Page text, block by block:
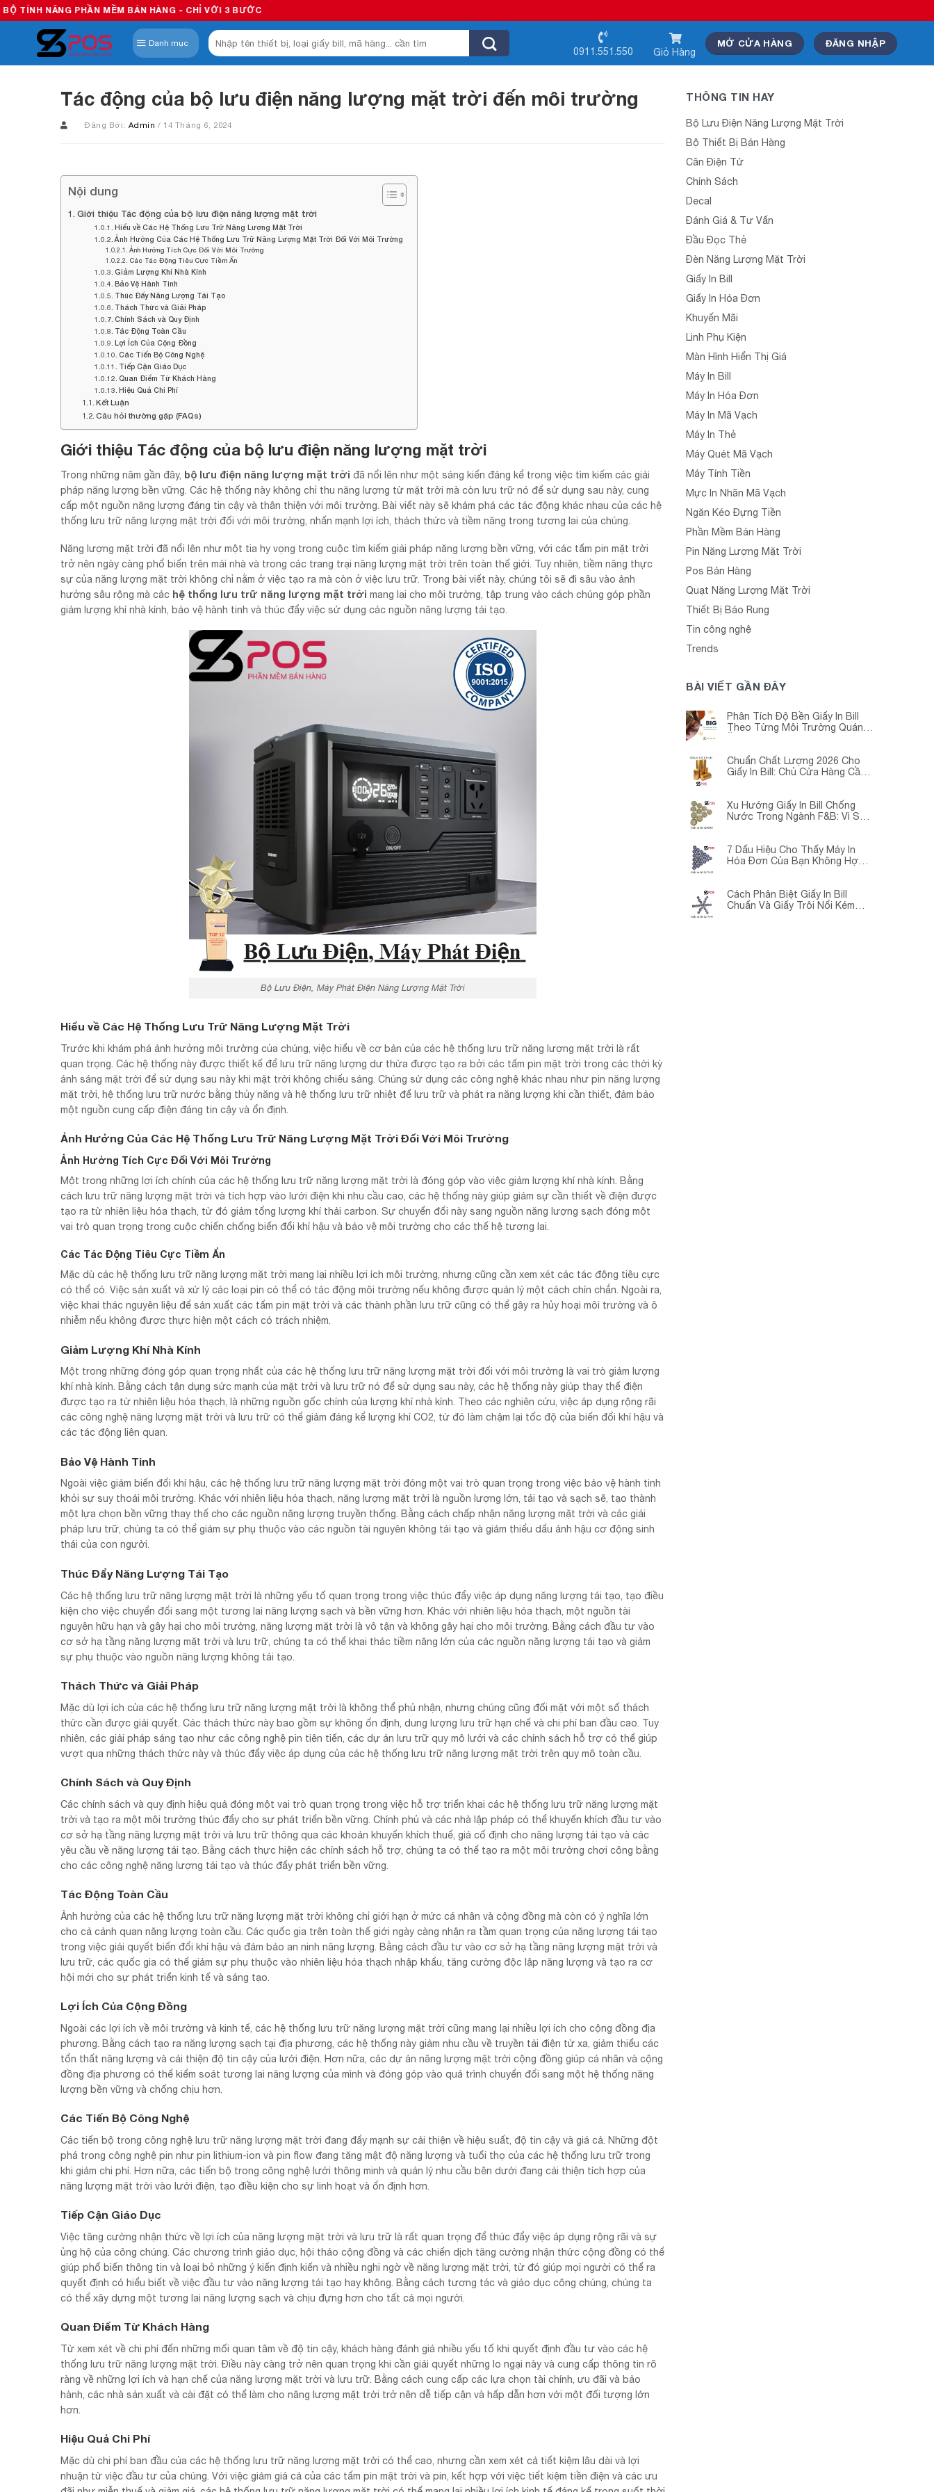
Skip
to
content
MỀM BÁN HÀNG - CHỈ VỚI 3 BƯỚC
Danh mục
Tìm
kiếm:
0911.551.550 Giỏ Hàng
MỞ CỬA HÀNG ĐĂNG NHẬP
Tác động của bộ lưu điện năng lượng mặt trời đến môi trường
Đăng Bởi: Admin / 14 Tháng 6, 2024
Nội dung
Giới thiệu Tác động của bộ lưu điện năng lượng mặt trời
Hiểu về Các Hệ Thống Lưu Trữ Năng Lượng Mặt Trời
Ảnh Hưởng Của Các Hệ Thống Lưu Trữ Năng Lượng Mặt Trời Đối Với Môi Trường
Ảnh Hưởng Tích Cực Đối Với Môi Trường
Các Tác Động Tiêu Cực Tiềm Ẩn
Giảm Lượng Khí Nhà Kính
Bảo Vệ Hành Tinh
Thúc Đẩy Năng Lượng Tái Tạo
Thách Thức và Giải Pháp
Chính Sách và Quy Định
Tác Động Toàn Cầu
Lợi Ích Của Cộng Đồng
Các Tiến Bộ Công Nghệ
Tiếp Cận Giáo Dục
Quan Điểm Từ Khách Hàng
Hiệu Quả Chi Phí
Kết Luận
Câu hỏi thường gặp (FAQs)
Giới thiệu Tác động của bộ lưu điện năng lượng mặt trời
Trong những năm gần đây, bộ lưu điện năng lượng mặt trời đã nổi lên như một sáng kiến đáng kể trong việc tìm kiếm các giải
pháp năng lượng bền vững. Các hệ thống này không chỉ thu năng lượng từ mặt trời mà còn lưu trữ nó để sử dụng sau này, cung
cấp một nguồn năng lượng đáng tin cậy và thân thiện với môi trường. Bài viết này sẽ khám phá các tác động khác nhau của các hệ
thống lưu trữ năng lượng mặt trời đối với môi trường, nhấn mạnh lợi ích, thách thức và tiềm năng trong tương lai của chúng.
Năng lượng mặt trời đã nổi lên như một tia hy vọng trong cuộc tìm kiếm giải pháp năng lượng bền vững, với các tấm pin mặt trời
trở nên ngày càng phổ biến trên mái nhà và trong các trang trại năng lượng mặt trời trên toàn thế giới. Tuy nhiên, tiềm năng thực
sự của năng lượng mặt trời không chỉ nằm ở việc tạo ra mà còn ở việc lưu trữ. Trong bài viết này, chúng tôi sẽ đi sâu vào ảnh
hưởng sâu rộng mà các hệ thống lưu trữ năng lượng mặt trời mang lại cho môi trường, tập trung vào cách chúng góp phần
giảm lượng khí nhà kính, bảo vệ hành tinh và thúc đẩy việc sử dụng các nguồn năng lượng tái tạo.
Bộ Lưu Điện, Máy Phát Điện Năng Lượng Mặt Trời
Hiểu về Các Hệ Thống Lưu Trữ Năng Lượng Mặt Trời
Trước khi khám phá ảnh hưởng môi trường của chúng, việc hiểu về cơ bản của các hệ thống lưu trữ năng lượng mặt trời là rất
quan trọng. Các hệ thống này được thiết kế để lưu trữ năng lượng dư thừa được tạo ra bởi các tấm pin mặt trời trong các thời kỳ
ánh sáng mặt trời để sử dụng sau này khi mặt trời không chiếu sáng. Chúng sử dụng các công nghệ khác nhau như pin năng lượng
mặt trời, hệ thống lưu trữ nước bằng thủy năng và hệ thống lưu trữ nhiệt để lưu trữ và phát ra năng lượng khi cần thiết, đảm bảo
một nguồn cung cấp điện đáng tin cậy và ổn định.
Ảnh Hưởng Của Các Hệ Thống Lưu Trữ Năng Lượng Mặt Trời Đối Với Môi Trường
Ảnh Hưởng Tích Cực Đối Với Môi Trường
Một trong những lợi ích chính của các hệ thống lưu trữ năng lượng mặt trời là đóng góp vào việc giảm lượng khí nhà kính. Bằng
cách lưu trữ năng lượng mặt trời và tích hợp vào lưới điện khi nhu cầu cao, các hệ thống này giúp giảm sự cần thiết về điện được
tạo ra từ nhiên liệu hóa thạch, từ đó giảm tổng lượng khí thải carbon. Sự chuyển đổi này sang nguồn năng lượng sạch đóng một
vai trò quan trọng trong cuộc chiến chống biến đổi khí hậu và bảo vệ môi trường cho các thế hệ tương lai.
Các Tác Động Tiêu Cực Tiềm Ẩn
Mặc dù các hệ thống lưu trữ năng lượng mặt trời mang lại nhiều lợi ích môi trường, nhưng cũng cần xem xét các tác động tiêu cực
có thể có. Việc sản xuất và xử lý các loại pin có thể có tác động môi trường nếu không được quản lý một cách chín chắn. Ngoài ra,
việc khai thác nguyên liệu để sản xuất các tấm pin mặt trời và các thành phần lưu trữ cũng có thể gây ra hủy hoại môi trường và ô
nhiễm nếu không được thực hiện một cách có trách nhiệm.
Giảm Lượng Khí Nhà Kính
Một trong những đóng góp quan trọng nhất của các hệ thống lưu trữ năng lượng mặt trời đối với môi trường là vai trò giảm lượng
khí nhà kính. Bằng cách tận dụng sức mạnh của mặt trời và lưu trữ nó để sử dụng sau này, các hệ thống này giúp thay thế điện
được tạo ra từ nhiên liệu hóa thạch, là những nguồn gốc chính của lượng khí nhà kính. Theo các nghiên cứu, việc áp dụng rộng rãi
các công nghệ năng lượng mặt trời và lưu trữ có thể giảm đáng kể lượng khí CO2, từ đó làm chậm lại tốc độ của biến đổi khí hậu và
các tác động liên quan.
Bảo Vệ Hành Tinh
Ngoài việc giảm biến đổi khí hậu, các hệ thống lưu trữ năng lượng mặt trời đóng một vai trò quan trọng trong việc bảo vệ hành tinh
khỏi sự suy thoái môi trường. Khác với nhiên liệu hóa thạch, năng lượng mặt trời là nguồn lượng lớn, tái tạo và sạch sẽ, tạo thành
một lựa chọn bền vững thay thế cho các nguồn năng lượng truyền thống. Bằng cách chấp nhận năng lượng mặt trời và các giải
pháp lưu trữ, chúng ta có thể giảm sự phụ thuộc vào các nguồn tài nguyên không tái tạo và giảm thiểu dấu ảnh hậu cơ động sinh
thái của con người.
Thúc Đẩy Năng Lượng Tái Tạo
Các hệ thống lưu trữ năng lượng mặt trời là những yếu tố quan trọng trong việc thúc đẩy việc áp dụng năng lượng tái tạo, tạo điều
kiện cho việc chuyển đổi sang một tương lai năng lượng sạch và bền vững hơn. Khác với nhiên liệu hóa thạch, một nguồn tài
nguyên hữu hạn và gây hại cho môi trường, năng lượng mặt trời là vô tận và không gây hại cho môi trường. Bằng cách đầu tư vào
cơ sở hạ tầng năng lượng mặt trời và lưu trữ, chúng ta có thể khai thác tiềm năng lớn của các nguồn năng lượng tái tạo và giảm
sự phụ thuộc vào nguồn năng lượng không tái tạo.
Thách Thức và Giải Pháp
Mặc dù lợi ích của các hệ thống lưu trữ năng lượng mặt trời là không thể phủ nhận, nhưng chúng cũng đối mặt với một số thách
thức cần được giải quyết. Các thách thức này bao gồm sự không ổn định, dung lượng lưu trữ hạn chế và chi phí ban đầu cao. Tuy
nhiên, các giải pháp sáng tạo như các công nghệ pin tiên tiến, các dự án lưu trữ quy mô lưới và các chính sách hỗ trợ có thể giúp
vượt qua những thách thức này và thúc đẩy việc áp dụng của các hệ thống lưu trữ năng lượng mặt trời trên quy mô toàn cầu.
Chính Sách và Quy Định
Các chính sách và quy định hiệu quả đóng một vai trò quan trọng trong việc hỗ trợ triển khai các hệ thống lưu trữ năng lượng mặt
trời và tạo ra một môi trường thúc đẩy cho sự phát triển bền vững. Chính phủ và các nhà lập pháp có thể khuyến khích đầu tư vào
cơ sở hạ tầng năng lượng mặt trời và lưu trữ thông qua các khoản khuyến khích thuế, giá cố định cho năng lượng tái tạo và các
yêu cầu về năng lượng tái tạo. Bằng cách thực hiện các chính sách hỗ trợ, chúng ta có thể tạo ra một môi trường chơi công bằng
cho các công nghệ năng lượng tái tạo và thúc đẩy phát triển bền vững.
Tác Động Toàn Cầu
Ảnh hưởng của các hệ thống lưu trữ năng lượng mặt trời không chỉ giới hạn ở mức cá nhân và cộng đồng mà còn có ý nghĩa lớn
cho cả cảnh quan năng lượng toàn cầu. Các quốc gia trên toàn thế giới ngày càng nhận ra tầm quan trọng của năng lượng tái tạo
trong việc giải quyết biến đổi khí hậu và đảm bảo an ninh năng lượng. Bằng cách đầu tư vào cơ sở hạ tầng năng lượng mặt trời và
lưu trữ, các quốc gia có thể giảm sự phụ thuộc vào nhiên liệu hóa thạch nhập khẩu, tăng cường độc lập năng lượng và tạo ra cơ
hội mới cho sự phát triển kinh tế và sáng tạo.
Lợi Ích Của Cộng Đồng
Ngoài các lợi ích về môi trường và kinh tế, các hệ thống lưu trữ năng lượng mặt trời cũng mang lại nhiều lợi ích cho cộng đồng địa
phương. Bằng cách tạo ra năng lượng sạch tại địa phương, các hệ thống này giảm nhu cầu về truyền tải điện từ xa, giảm thiểu các
tổn thất năng lượng và cải thiện độ tin cậy của lưới điện. Hơn nữa, các dự án năng lượng mặt trời cộng đồng giúp cá nhân và cộng
đồng địa phương có thể kiểm soát tương lai năng lượng của mình và đóng góp vào quá trình chuyển đổi sang một hệ thống năng
lượng bền vững và chống chịu hơn.
Các Tiến Bộ Công Nghệ
Các tiến bộ trong công nghệ lưu trữ năng lượng mặt trời đang đẩy mạnh sự cải thiện về hiệu suất, độ tin cậy và giá cả. Những đột
phá trong công nghệ pin như pin lithium-ion và pin flow đang tăng mật độ năng lượng và tuổi thọ của các hệ thống lưu trữ trong
khi giảm chi phí. Hơn nữa, các tiến bộ trong công nghệ lưới thông minh và quản lý nhu cầu bên dưới đang cải thiện tích hợp của
năng lượng mặt trời vào lưới điện, tạo điều kiện cho sự linh hoạt và ổn định hơn.
Tiếp Cận Giáo Dục
Việc tăng cường nhận thức về lợi ích của năng lượng mặt trời và lưu trữ là rất quan trọng để thúc đẩy việc áp dụng rộng rãi và sự
ủng hộ của công chúng. Các chương trình giáo dục, hội thảo cộng đồng và các chiến dịch tăng cường nhận thức cộng đồng có thể
giúp phổ biến thông tin và loại bỏ những ý kiến định kiến và nhiều nghi ngờ về năng lượng mặt trời, từ đó giúp mọi người có thể ra
quyết định có hiểu biết về việc đầu tư vào năng lượng tái tạo hay không. Bằng cách tương tác và giáo dục công chúng, chúng ta
có thể xây dựng một tương lai năng lượng sạch và chịu đựng hơn cho tất cả mọi người.
Quan Điểm Từ Khách Hàng
Từ xem xét về chi phí đến những mối quan tâm về độ tin cậy, khách hàng đánh giá nhiều yếu tố khi quyết định đầu tư vào các hệ
thống lưu trữ năng lượng mặt trời. Điều này càng trở nên quan trọng khi cần giải quyết những lo ngại này và cung cấp thông tin rõ
ràng về những lợi ích và hạn chế của năng lượng mặt trời và lưu trữ. Bằng cách cung cấp các lựa chọn tài chính, ưu đãi và bảo
hành, các nhà sản xuất và cài đặt có thể làm cho năng lượng mặt trời trở nên dễ tiếp cận và hấp dẫn hơn với một đối tượng lớn
hơn.
Hiệu Quả Chi Phí
Mặc dù chi phí ban đầu của các hệ thống lưu trữ năng lượng mặt trời có thể cao, nhưng cần xem xét cả tiết kiệm lâu dài và lợi
nhuận từ việc đầu tư của chúng. Với việc giảm giá cả của các tấm pin mặt trời và pin, kết hợp với việc tiết kiệm tiền điện và các ưu
THÔNG TIN HAY
Bộ Lưu Điện Năng Lượng Mặt Trời
Bộ Thiết Bị Bán Hàng
Cân Điện Tử
Chính Sách
Decal
Đánh Giá & Tư Vấn
Đầu Đọc Thẻ
Đèn Năng Lượng Mặt Trời
Giấy In Bill
Giấy In Hóa Đơn
Khuyến Mãi
Linh Phụ Kiện
Màn Hình Hiển Thị Giá
Máy In Bill
Máy In Hóa Đơn
Máy In Mã Vạch
Máy In Thẻ
Máy Quét Mã Vạch
Máy Tính Tiền
Mực In Nhãn Mã Vạch
Ngăn Kéo Đựng Tiền
Phần Mềm Bán Hàng
Pin Năng Lượng Mặt Trời
Pos Bán Hàng
Quạt Năng Lượng Mặt Trời
Thiết Bị Báo Rung
Tin công nghệ
Trends
BÀI VIẾT GẦN ĐÂY
Phân Tích Độ Bền Giấy In Bill
Theo Từng Môi Trường Quán
Chuẩn Chất Lượng 2026 Cho
Giấy In Bill: Chủ Cửa Hàng Cần
Xu Hướng Giấy In Bill Chống
Nước Trong Ngành F&B: Vì Sao
7 Dấu Hiệu Cho Thấy Máy In
Hóa Đơn Của Bạn Không Hợp
Cách Phân Biệt Giấy In Bill
Chuẩn Và Giấy Trôi Nổi Kém